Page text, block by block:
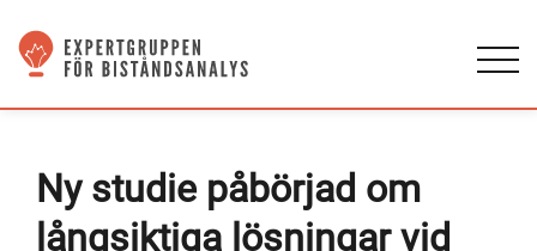
Ny studie påbörjad om
långsiktiga lösningar vid